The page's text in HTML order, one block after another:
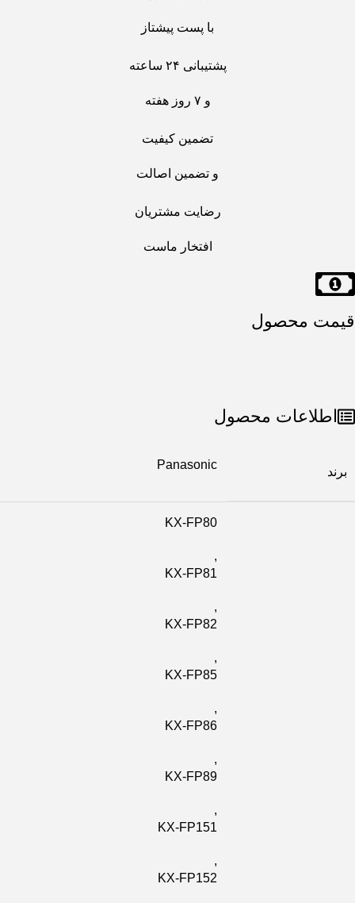
با پست پیشتاز
پشتیبانی ۲۴ ساعته
و ۷ روز هفته
تضمین کیفیت
و تضمین اصالت
رضایت مشتریان
افتخار ماست
قیمت محصول
اطلاعات محصول
برند
Panasonic
KX-FP80
,
KX-FP81
,
KX-FP82
,
KX-FP85
,
KX-FP86
,
KX-FP89
,
KX-FP151
,
KX-FP152